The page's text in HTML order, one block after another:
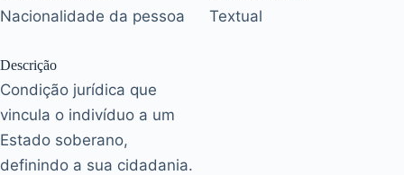
Nacionalidade da pessoa
Descrição
Condição jurídica que
vincula o indivíduo a um
Estado soberano,
definindo a sua cidadania.
Textual